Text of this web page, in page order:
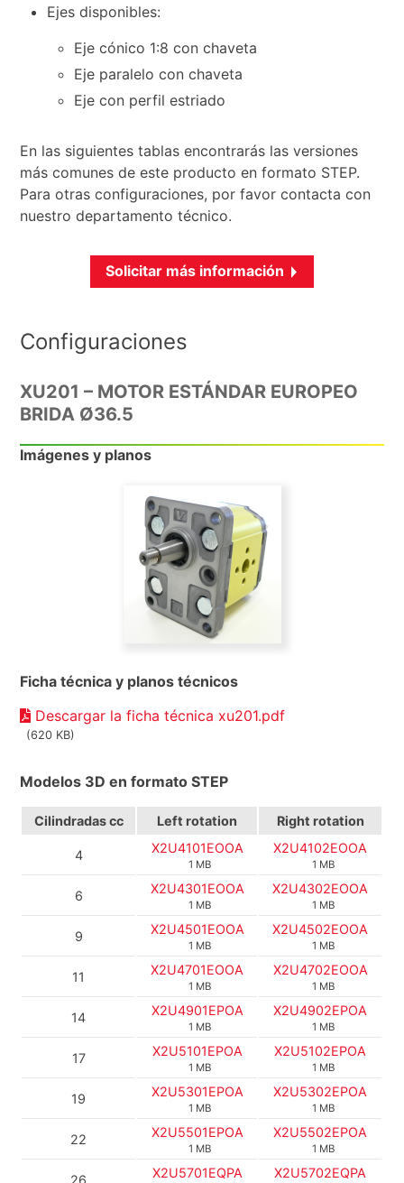
Ejes disponibles:
Eje cónico 1:8 con chaveta
Eje paralelo con chaveta
Eje con perfil estriado
En las siguientes tablas encontrarás las versiones
más comunes de este producto en formato STEP.
Para otras configuraciones, por favor contacta con
nuestro departamento técnico.
Solicitar más información
Configuraciones
XU201 – MOTOR ESTÁNDAR EUROPEO
BRIDA Ø36.5
Imágenes y planos
Ficha técnica y planos técnicos
Descargar la ficha técnica xu201.pdf
(620 KB)
Modelos 3D en formato STEP
Cilindradas cc Left rotation Right rotation
4 X2U4101EOOA
1 MB
X2U4102EOOA
1 MB
6 X2U4301EOOA
1 MB
X2U4302EOOA
1 MB
9 X2U4501EOOA
1 MB
X2U4502EOOA
1 MB
11 X2U4701EOOA
1 MB
X2U4702EOOA
1 MB
14 X2U4901EPOA
1 MB
X2U4902EPOA
1 MB
17 X2U5101EPOA
1 MB
X2U5102EPOA
1 MB
19 X2U5301EPOA
1 MB
X2U5302EPOA
1 MB
22 X2U5501EPOA
1 MB
X2U5502EPOA
1 MB
26 X2U5701EQPA X2U5702EQPA